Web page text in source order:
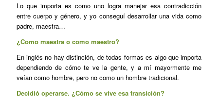
Lo que importa es como uno logra manejar esa contradicción
entre cuerpo y género, y yo conseguí desarrollar una vida como
padre, maestra…
¿Como maestra o como maestro?
En inglés no hay distinción, de todas formas es algo que importa
dependiendo de cómo te ve la gente, y a mí mayormente me
veían como hombre, pero no como un hombre tradicional.
Decidió operarse. ¿Cómo se vive esa transición?